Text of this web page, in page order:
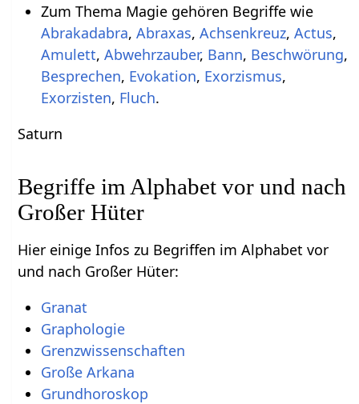
Zum Thema Magie gehören Begriffe wie
Abrakadabra, Abraxas, Achsenkreuz, Actus,
Amulett, Abwehrzauber, Bann, Beschwörung,
Besprechen, Evokation, Exorzismus,
Exorzisten, Fluch.
Saturn
Begriffe im Alphabet vor und nach
Großer Hüter
Hier einige Infos zu Begriffen im Alphabet vor
und nach Großer Hüter:
Granat
Graphologie
Grenzwissenschaften
Große Arkana
Grundhoroskop